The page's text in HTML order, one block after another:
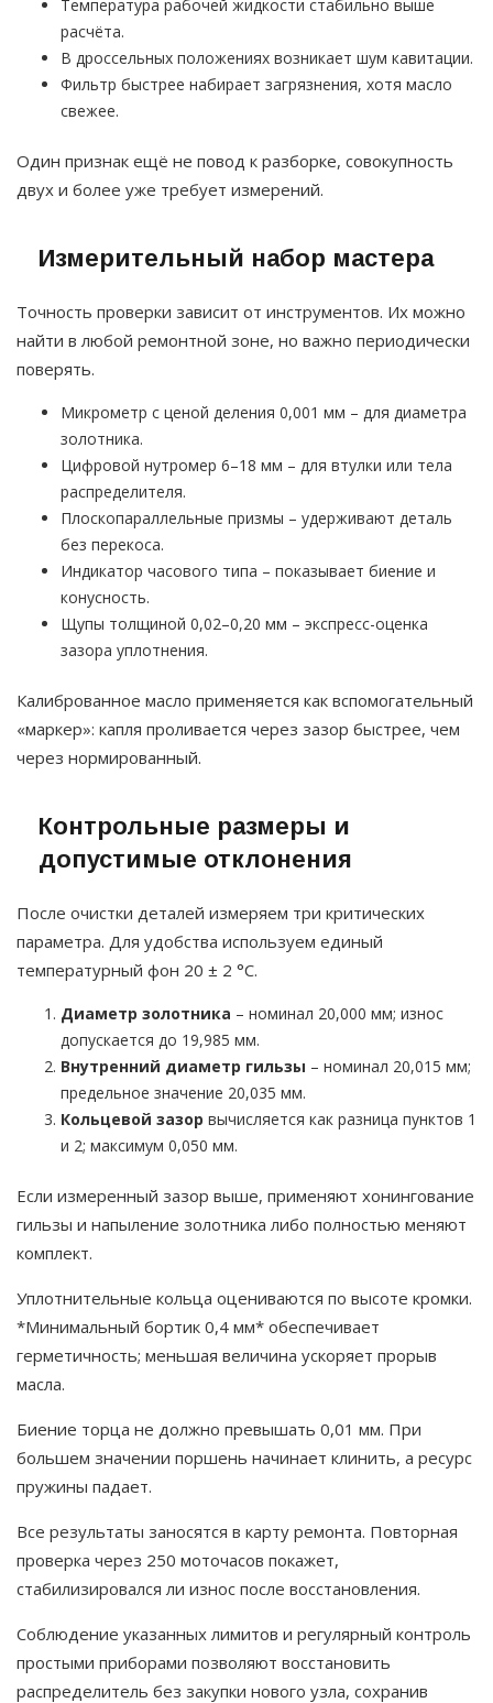
Температура рабочей жидкости стабильно выше
расчёта.
В дроссельных положениях возникает шум кавитации.
Фильтр быстрее набирает загрязнения, хотя масло
свежее.
Один признак ещё не повод к разборке, совокупность
двух и более уже требует измерений.
Измерительный набор мастера
Точность проверки зависит от инструментов. Их можно
найти в любой ремонтной зоне, но важно периодически
поверять.
Микрометр с ценой деления 0,001 мм – для диаметра
золотника.
Цифровой нутромер 6–18 мм – для втулки или тела
распределителя.
Плоскопараллельные призмы – удерживают деталь
без перекоса.
Индикатор часового типа – показывает биение и
конусность.
Щупы толщиной 0,02–0,20 мм – экспресс-оценка
зазора уплотнения.
Калиброванное масло применяется как вспомогательный
«маркер»: капля проливается через зазор быстрее, чем
через нормированный.
Контрольные размеры и
допустимые отклонения
После очистки деталей измеряем три критических
параметра. Для удобства используем единый
температурный фон 20 ± 2 °C.
Диаметр золотника – номинал 20,000 мм; износ
допускается до 19,985 мм.
Внутренний диаметр гильзы – номинал 20,015 мм;
предельное значение 20,035 мм.
Кольцевой зазор вычисляется как разница пунктов 1
и 2; максимум 0,050 мм.
Если измеренный зазор выше, применяют хонингование
гильзы и напыление золотника либо полностью меняют
комплект.
Уплотнительные кольца оцениваются по высоте кромки.
*Минимальный бортик 0,4 мм* обеспечивает
герметичность; меньшая величина ускоряет прорыв
масла.
Биение торца не должно превышать 0,01 мм. При
большем значении поршень начинает клинить, а ресурс
пружины падает.
Все результаты заносятся в карту ремонта. Повторная
проверка через 250 моточасов покажет,
стабилизировался ли износ после восстановления.
Соблюдение указанных лимитов и регулярный контроль
простыми приборами позволяют восстановить
распределитель без закупки нового узла, сохранив